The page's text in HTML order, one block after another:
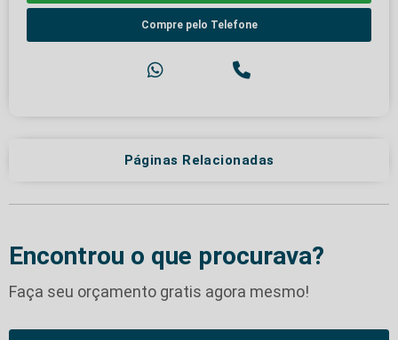
Compre pelo Telefone
Páginas Relacionadas
Encontrou o que procurava?
Faça seu orçamento gratis agora mesmo!